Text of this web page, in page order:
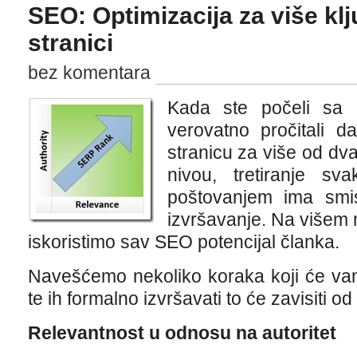
SEO: Optimizacija za više
stranici
bez komentara
Kada ste počeli sa
verovatno pročitali
stranicu za više od
nivou, tretiranje
poštovanjem ima
izvršavanje. Na višem
iskoristimo sav SEO potencijal članka.
Navešćemo nekoliko koraka koji će
te ih formalno izvršavati to će zavisiti
Relevantnost u odnosu na autoritet